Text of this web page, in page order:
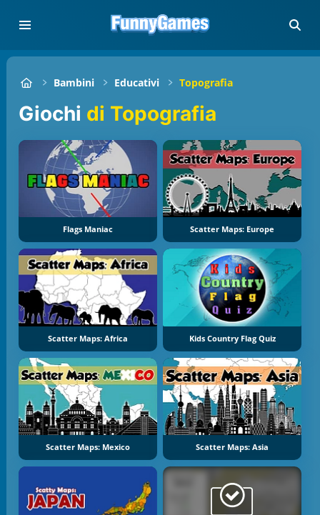
Bambini Educativi Topografia
Giochi di Topografia
Flags Maniac Scatter Maps: Europe
Scatter Maps: Africa Kids Country Flag Quiz
Scatter Maps: Mexico Scatter Maps: Asia